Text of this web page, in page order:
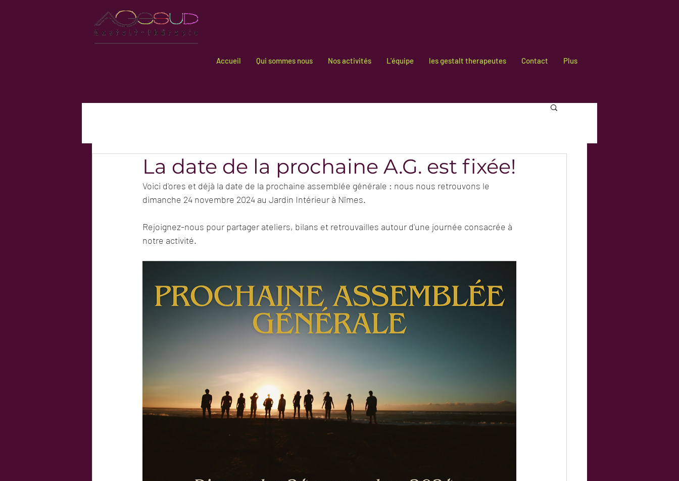
Accueil Qui sommes nous Nos activités L'équipe les gestalt therapeutes Contact Plus
La date de la prochaine A.G. est fixée!
Voici d'ores et déjà la date de la prochaine assemblée générale : nous nous retrouvons le
dimanche 24 novembre 2024 au Jardin Intérieur à Nîmes.
Rejoignez-nous pour partager ateliers, bilans et retrouvailles autour d'une journée consacrée à
notre activité.